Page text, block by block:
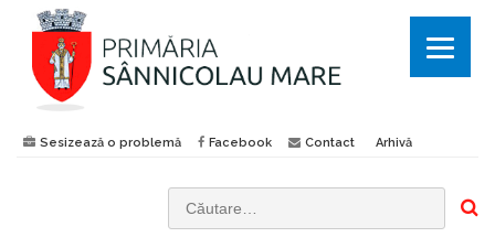
Sesizează o problemă Facebook Contact Arhivă